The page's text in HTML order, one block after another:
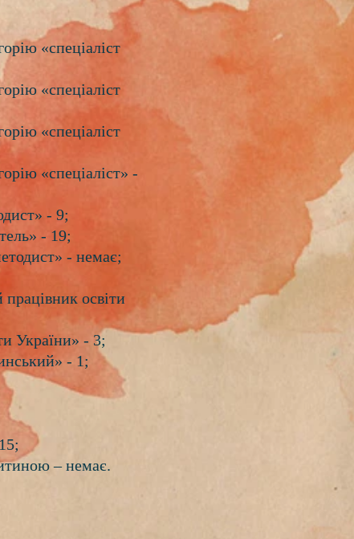
«спеціаліст
«спеціаліст
«спеціаліст
«спеціаліст» -
- 9;
- 19;
- немає;
освіти
України» - 3;
- 1;
– немає.